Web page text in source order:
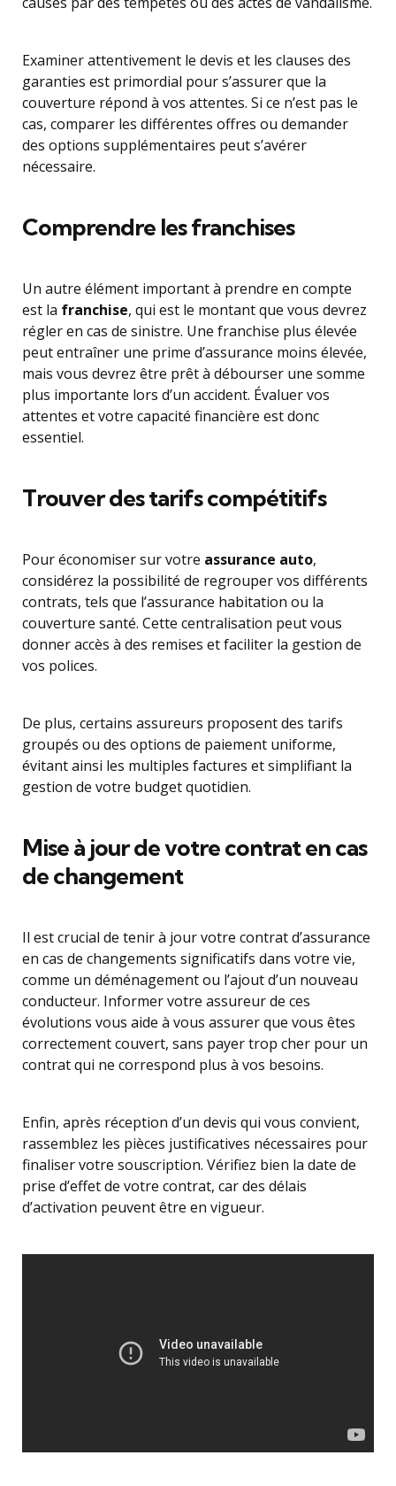
Examiner attentivement le devis et les clauses des
garanties est primordial pour s’assurer que la
couverture répond à vos attentes. Si ce n’est pas le
cas, comparer les différentes offres ou demander
des options supplémentaires peut s’avérer
nécessaire.
Comprendre les franchises
Un autre élément important à prendre en compte
est la franchise, qui est le montant que vous devrez
régler en cas de sinistre. Une franchise plus élevée
peut entraîner une prime d’assurance moins élevée,
mais vous devrez être prêt à débourser une somme
plus importante lors d’un accident. Évaluer vos
attentes et votre capacité financière est donc
essentiel.
Trouver des tarifs compétitifs
Pour économiser sur votre assurance auto,
considérez la possibilité de regrouper vos différents
contrats, tels que l’assurance habitation ou la
couverture santé. Cette centralisation peut vous
donner accès à des remises et faciliter la gestion de
vos polices.
De plus, certains assureurs proposent des tarifs
groupés ou des options de paiement uniforme,
évitant ainsi les multiples factures et simplifiant la
gestion de votre budget quotidien.
Mise à jour de votre contrat en cas
de changement
Il est crucial de tenir à jour votre contrat d’assurance
en cas de changements significatifs dans votre vie,
comme un déménagement ou l’ajout d’un nouveau
conducteur. Informer votre assureur de ces
évolutions vous aide à vous assurer que vous êtes
correctement couvert, sans payer trop cher pour un
contrat qui ne correspond plus à vos besoins.
Enfin, après réception d’un devis qui vous convient,
rassemblez les pièces justificatives nécessaires pour
finaliser votre souscription. Vérifiez bien la date de
prise d’effet de votre contrat, car des délais
d’activation peuvent être en vigueur.